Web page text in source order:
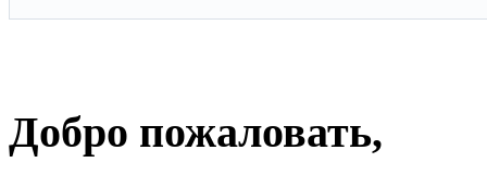
Добро пожаловать,